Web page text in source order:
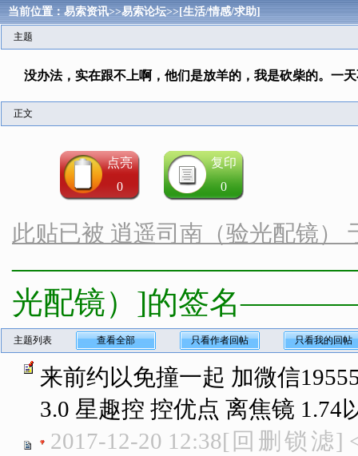
当前位置：易索资讯>>易索论坛>>[生活/情感/求助]
主题
没办法，实在跟不上啊，他们是放羊的，我是砍柴的。一
正文
点亮
0
复印
0
此贴已被 逍遥司南（验光配镜）
光配镜）]的签名
主题列表 查看全部 只看作者回帖 只看我的回帖
来前约以免撞一起 加微信
3.0 星趣控 控优点 离焦镜 1.74
2017-12-20 12:38[ 回 删 锁 滤]